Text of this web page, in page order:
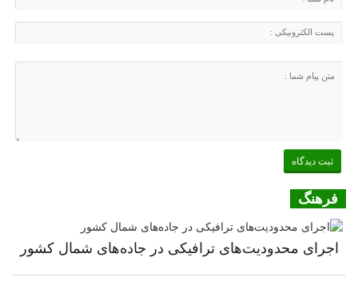
فرهنگ
اجرای محدودیت‌های ترافیکی در جاده‌های شمال کشور